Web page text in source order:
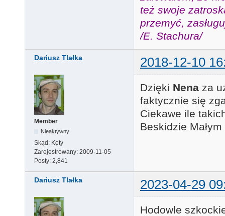
też swoje
przemyć,
/E. Stachura/
Dariusz Tlałka 2018-12-10
Member
Nieaktywny
Skąd: Kęty
Zarejestrowany: 2009-11-05
Posty: 2,841
Dzięki Nena za
faktycznie się
Ciekawe ile
Beskidzie Małym
Dariusz Tlałka 2023-04-29
Hodowle